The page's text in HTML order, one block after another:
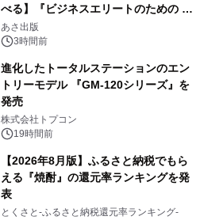
べる】『ビジネスエリートのための 教
養としての蕎麦』2026年8月25日
（火）発売
あさ出版
3時間前
進化したトータルステーションのエン
トリーモデル 『GM-120シリーズ』を
発売
株式会社トプコン
19時間前
【2026年8月版】ふるさと納税でもら
える『焼酎』の還元率ランキングを発
表
とくさと-ふるさと納税還元率ランキング-